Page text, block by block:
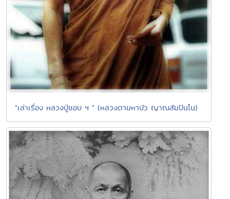
"เล่าเรื่อง หลวงปู่ชอบ ฯ " (หลวงตามหาบัว ญาณสัมปันโน)